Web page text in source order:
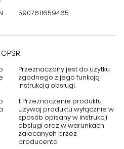
5907611659465
GPSR
Przeznaczony jest do użytku
zgodnego z jego funkcją i
instrukcją obsługi.
1. Przeznaczenie produktu:
Używaj produktu wyłącznie w
sposób opisany w instrukcji
obsługi oraz w warunkach
zalecanych przez
producenta.